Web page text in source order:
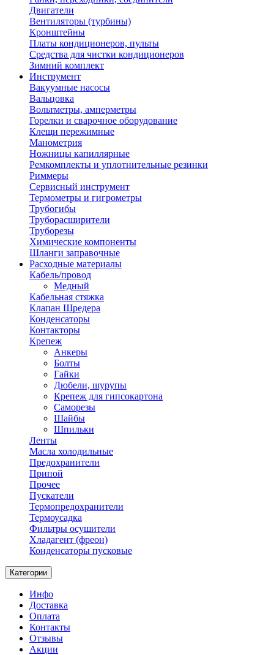
Двигатели
Вентиляторы (турбины)
Кронштейны
Платы кондиционеров, пульты
Средства для чистки кондиционеров
Зимний комплект
Инструмент
Вакуумные насосы
Вальцовка
Вольтметры, амперметры
Горелки и сварочное оборудование
Клещи пережимные
Манометрия
Ножницы капиллярные
Ремкомплекты и уплотнительные резинки
Риммеры
Сервисный инструмент
Термометры и гигрометры
Трубогибы
Труборасширители
Труборезы
Химические компоненты
Шланги заправочные
Расходные материалы
Кабель/провод
Медный
Кабельная стяжка
Клапан Шредера
Конденсаторы
Контакторы
Крепеж
Анкеры
Болты
Гайки
Дюбели, шурупы
Крепеж для гипсокартона
Саморезы
Шайбы
Шпильки
Ленты
Масла холодильные
Предохранители
Припой
Прочее
Пускатели
Термопредохранители
Термоусадка
Фильтры осушители
Хладагент (фреон)
Конденсаторы пусковые
Категории
Инфо
Доставка
Оплата
Контакты
Отзывы
Акции